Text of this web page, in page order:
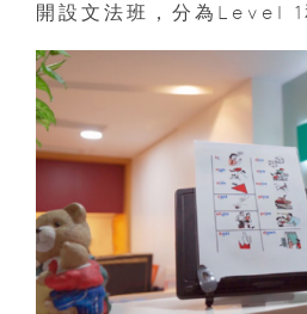
開設文法班，分為Level